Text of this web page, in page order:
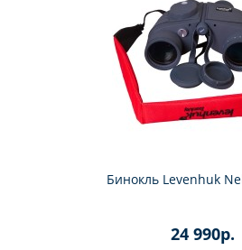
Бинокль Levenhuk
24 990р.